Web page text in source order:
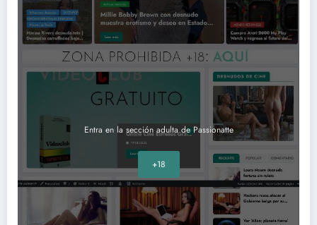
Entra en la sección adulta de Passionatte
+18